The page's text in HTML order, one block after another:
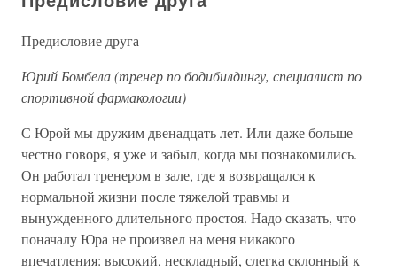
Предисловие друга
Юрий Бомбела (тренер по бодибилдингу, специалист по
спортивной фармакологии)
С Юрой мы дружим двенадцать лет. Или даже больше –
честно говоря, я уже и забыл, когда мы познакомились.
Он работал тренером в зале, где я возвращался к
нормальной жизни после тяжелой травмы и
вынужденного длительного простоя. Надо сказать, что
поначалу Юра не произвел на меня никакого
впечатления: высокий, нескладный, слегка склонный к